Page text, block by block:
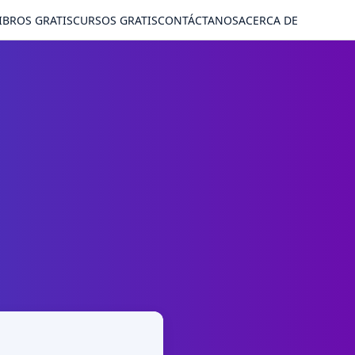
GRATISCURSOS GRATISCONTÁCTANOSACERCA DE